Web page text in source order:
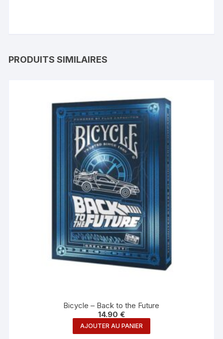
PRODUITS SIMILAIRES
Bicycle – Back to the Future
14.90 €
AJOUTER AU PANIER